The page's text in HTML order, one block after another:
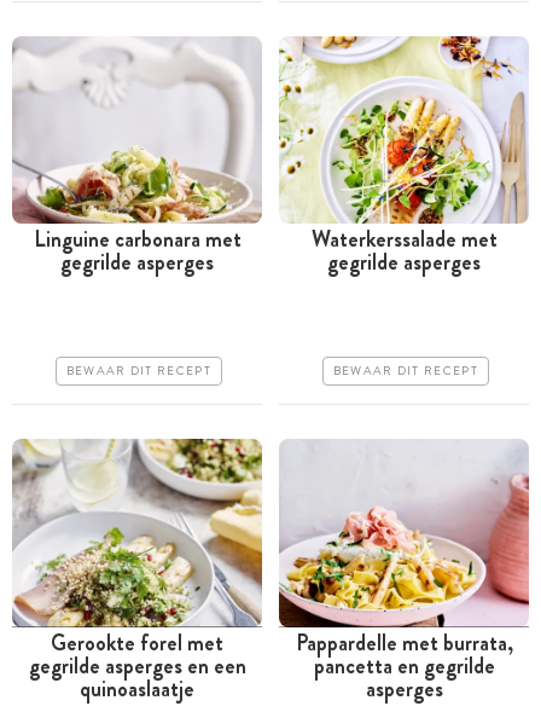
Tussen 30 minuten en 1
Linguine carbonara met
gegrilde asperges
BEWAAR DIT RECEPT
Minder dan 30 minuten
Erg makkelijk
Waterkerssalade met
gegrilde asperges
BEWAAR DIT RECEPT
Minder dan 30 minuten
Gerookte forel met
gegrilde asperges en een
quinoaslaatje
Minder dan 30 minuten
Pappardelle met burrata,
pancetta en gegrilde
asperges